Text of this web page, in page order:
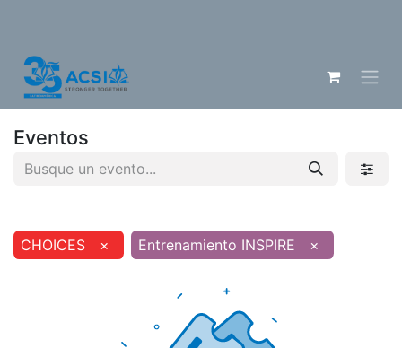
Eventos
CHOICES × Entrenamiento INSPIRE ×